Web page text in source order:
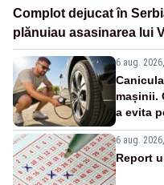
Complot dejucat în
plănuiau asasinarea lui
6 aug.
mașinii.
a evita
6 aug.
Report